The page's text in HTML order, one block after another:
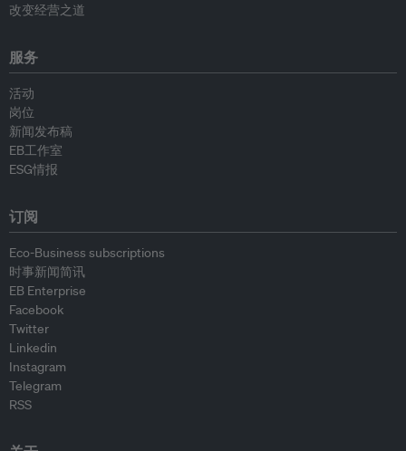
改变经营之道
服务
活动
岗位
新闻发布稿
EB工作室
ESG情报
订阅
Eco-Business subscriptions
时事新闻简讯
EB Enterprise
Facebook
Twitter
Linkedin
Instagram
Telegram
RSS